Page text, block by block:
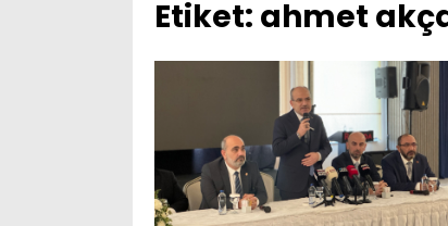
Etiket: ahmet